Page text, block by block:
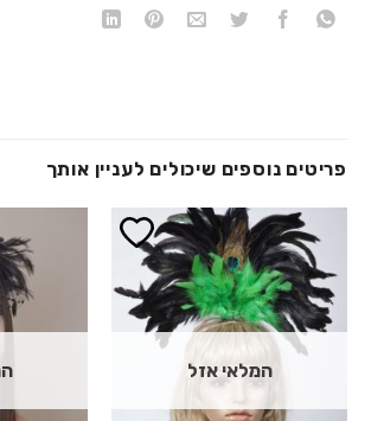
פריטים נוספים שיכולים לעניין אותך
הוסף ל
WISHLIST
המלאי אזל